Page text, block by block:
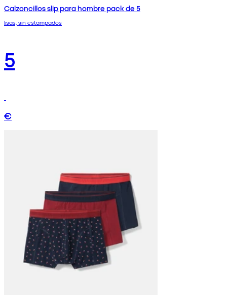
Calzoncillos slip para hombre pack de 5
lisas, sin estampados
5
€